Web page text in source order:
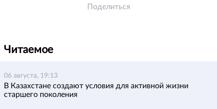
Поделиться
Читаемое
06 августа, 19:13
В Казахстане создают условия для активной жизни
старшего поколения